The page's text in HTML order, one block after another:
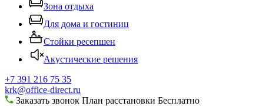
Зона отдыха
Для дома и гостиниц
Стойки ресепшен
Акустические решения
+7 391 216 75 35
krk@office-direct.ru
Заказать звонок План расстановки Бесплатно